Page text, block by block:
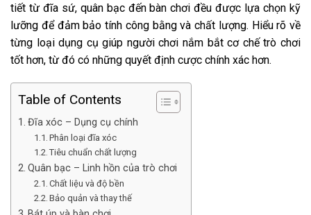
tiết từ đĩa sứ, quân bạc đến bàn chơi đều được lựa chọn kỹ
lưỡng để đảm bảo tính công bằng và chất lượng. Hiểu rõ về
từng loại dụng cụ giúp người chơi nắm bắt cơ chế trò chơi
tốt hơn, từ đó có những quyết định cược chính xác hơn.
Table of Contents
Đĩa xóc – Dụng cụ chính
Phân loại đĩa xóc
Tiêu chuẩn chất lượng
Quân bạc – Linh hồn của trò chơi
Chất liệu và độ bền
Bảo quản và thay thế